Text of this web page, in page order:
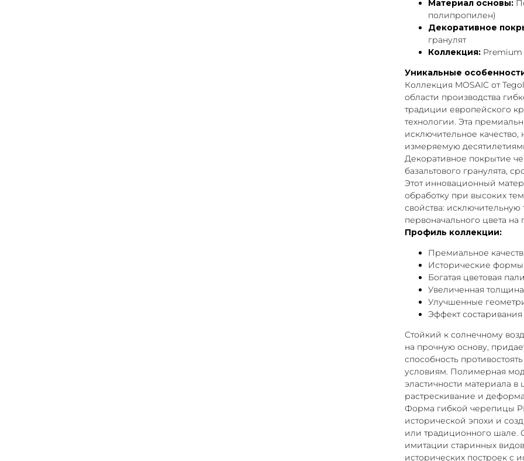
Материал основы:
полипропилен)
Декоративное
гранулят
Коллекция: Premium
Уникальные
Коллекция MOSAIC от
области производства
традиции европейского
технологии. Эта
исключительное качество,
измеряемую
Декоративное покрытие
базальтового гранулята,
Этот инновационный
обработку при высоких
свойства: исключительную
первоначального цвета
Профиль коллекции:
Премиальное
Исторические
Богатая цветовая
Увеличенная
Улучшенные
Эффект
Стойкий к солнечному
на прочную основу,
способность
условиям. Полимерная
эластичности материала
растрескивание и
Форма гибкой черепицы
исторической эпохи и
или традиционного шале.
имитации старинных
исторических построек с